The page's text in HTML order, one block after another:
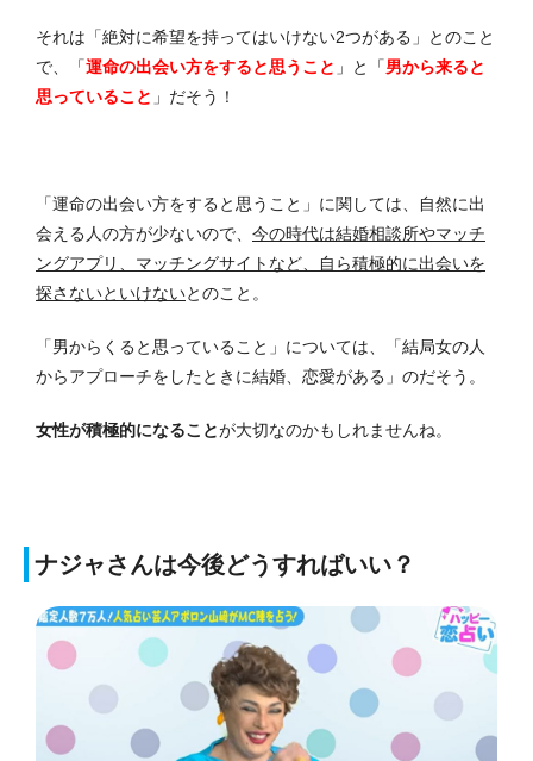
それは「絶対に希望を持ってはいけない2つがある」とのこと
で、「運命の出会い方をすると思うこと 」と「男から来ると
思っていること 」だそう！
「運命の出会い方をすると思うこと」に関しては、自然に出
会える人の方が少ないので、 今の時代は結婚相談所やマッチ
ングアプリ、マッチングサイトなど、自ら積極的に出会いを
探さないといけないとのこと。
「男からくると思っていること」については、「結局女の人
からアプローチをしたときに結婚、恋愛がある」のだそう。
女性が積極的になることが大切なのかもしれませんね。
ナジャさんは今後どうすればいい？